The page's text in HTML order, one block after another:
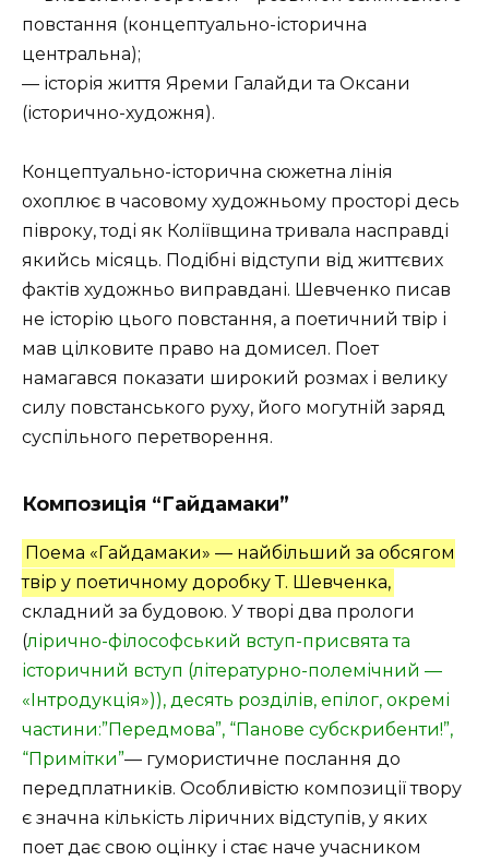
повстання (концептуально-історична
центральна);
— історія життя Яреми Галайди та Оксани
(історично-художня).
Концептуально-історична сюжетна лінія
охоплює в часовому художньому просторі десь
півроку, тоді як Коліївщина тривала насправді
якийсь місяць. Подібні відступи від життєвих
фактів художньо виправдані. Шевченко писав
не історію цього повстання, а поетичний твір і
мав цілковите право на домисел. Поет
намагався показати широкий розмах і велику
силу повстанського руху, його могутній заряд
суспільного перетворення.
Композиція “Гайдамаки”
Поема «Гайдамаки» — найбільший за обсягом
твір у поетичному доробку Т. Шевченка,
складний за будовою. У творі два прологи
(лірично-філософський вступ-присвята та
історичний вступ (літературно-полемічний —
«Інтродукція»)), десять розділів, епілог, окремі
частини:”Передмова”, “Панове субскрибенти!”,
“Примітки”— гумористичне послання до
передплатників. Особливістю композиції твору
є значна кількість ліричних відступів, у яких
поет дає свою оцінку і стає наче учасником